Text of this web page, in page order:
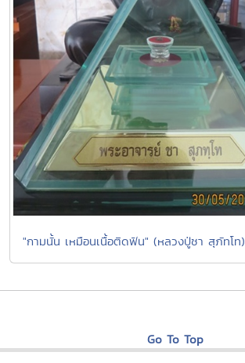
"กามนั้น เหมือนเนื้อติดฟัน" (หลวงปู่ชา สุภัทโท)
Go To Top